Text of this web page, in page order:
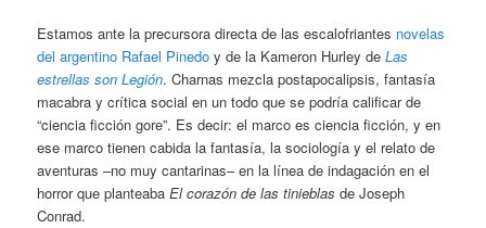
Estamos ante la precursora directa de las escalofriantes novelas
del argentino Rafael Pinedo y de la Kameron Hurley deLas
estrellas son Legión. Charnas mezcla postapocalipsis, fantasía
macabra y crítica social en un todo que se podría calificar de
“ciencia ficción gore”. Es decir: el marco es ciencia ficción, y en
ese marco tienen cabida la fantasía, la sociología y el relato de
aventuras –no muy cantarinas– en la línea de indagación en el
horror que planteabaEl corazón de las tinieblasde Joseph
Conrad.